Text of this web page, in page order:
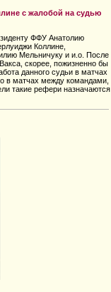
с жалобой на судью
ФФУ Анатолию
Коллине,
Мельничуку и и.о. После
скорее, пожизненно бы
данного судьи в матчах
в матчах между командами,
такие рефери назначаются